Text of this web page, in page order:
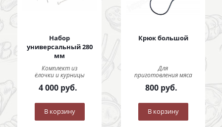
Набор
универсальный 280
мм
Комплект из
ёлочки и курницы
4 000руб.
В корзину
Крюк большой
Для
приготовления мяса
800 руб.
В корзину